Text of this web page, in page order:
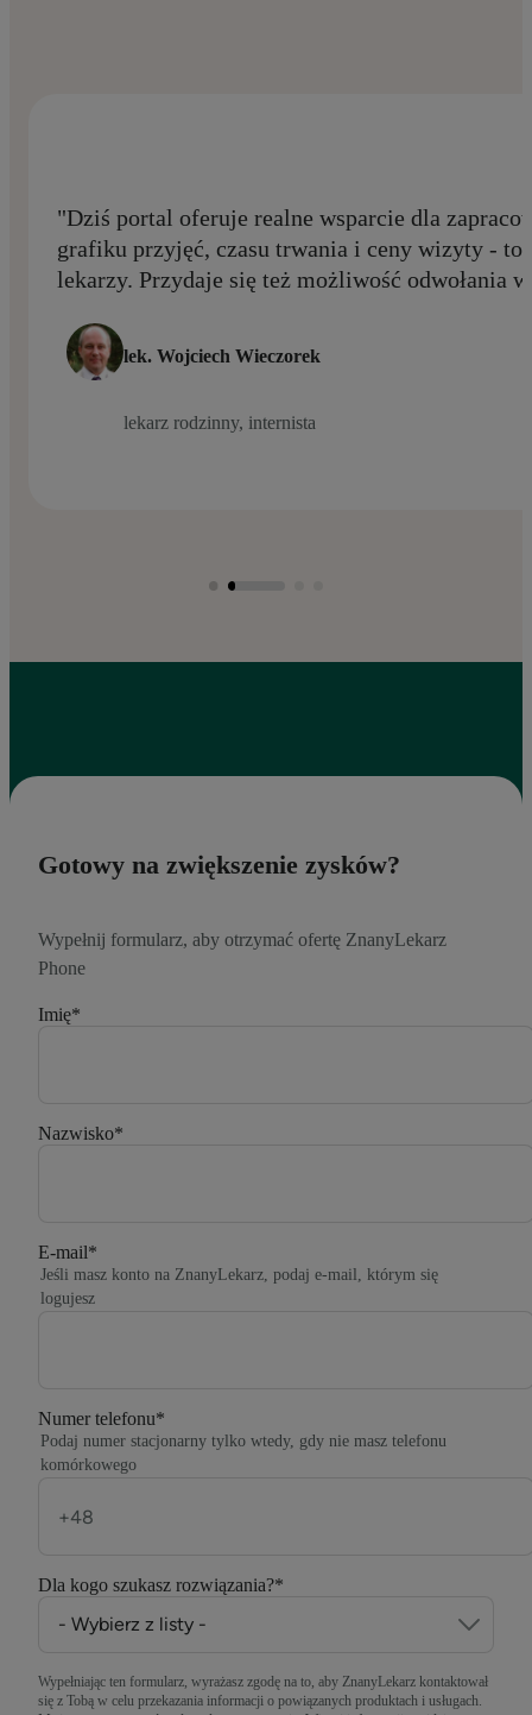
"Dziś portal oferuje realne wsparcie dla
grafiku przyjęć, czasu trwania i ceny wizyty - to
lekarzy. Przydaje się też możliwość odwołania
lek. Wojciech Wieczorek
lekarz rodzinny, internista
Gotowy na zwiększenie zysków?
Wypełnij formularz, aby otrzymać ofertę ZnanyLekarz
Phone
Imię*
Nazwisko*
E-mail*
Jeśli masz konto na ZnanyLekarz, podaj e-mail, którym się
logujesz
Numer telefonu*
Podaj numer stacjonarny tylko wtedy, gdy nie masz telefonu
komórkowego
Dla kogo szukasz rozwiązania?*
Wypełniając ten formularz, wyrażasz zgodę na to, aby ZnanyLekarz kontaktował
się z Tobą w celu przekazania informacji o powiązanych produktach i usługach.